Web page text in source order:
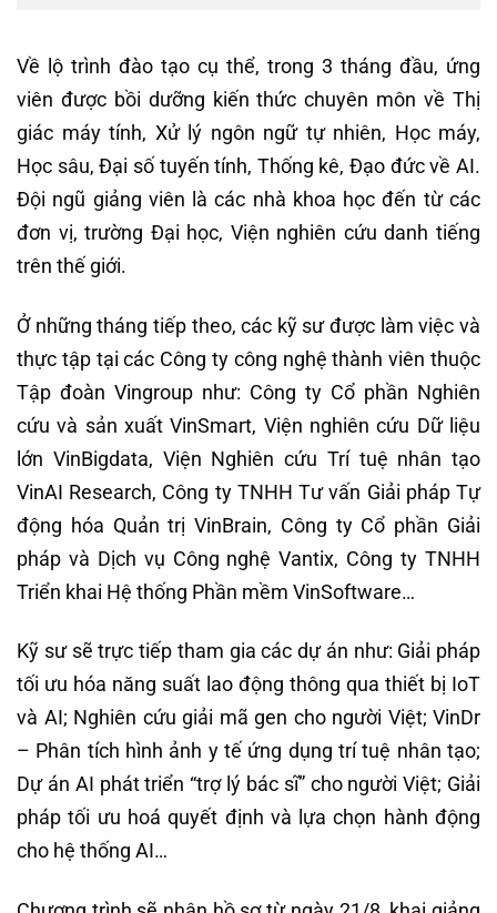
Về lộ trình đào tạo cụ thể, trong 3 tháng đầu, ứng
viên được bồi dưỡng kiến thức chuyên môn về Thị
giác máy tính, Xử lý ngôn ngữ tự nhiên, Học máy,
Học sâu, Đại số tuyến tính, Thống kê, Đạo đức về AI.
Đội ngũ giảng viên là các nhà khoa học đến từ các
đơn vị, trường Đại học, Viện nghiên cứu danh tiếng
trên thế giới.
Ở những tháng tiếp theo, các kỹ sư được làm việc và
thực tập tại các Công ty công nghệ thành viên thuộc
Tập đoàn Vingroup như: Công ty Cổ phần Nghiên
cứu và sản xuất VinSmart, Viện nghiên cứu Dữ liệu
lớn VinBigdata, Viện Nghiên cứu Trí tuệ nhân tạo
VinAI Research, Công ty TNHH Tư vấn Giải pháp Tự
động hóa Quản trị VinBrain, Công ty Cổ phần Giải
pháp và Dịch vụ Công nghệ Vantix, Công ty TNHH
Triển khai Hệ thống Phần mềm VinSoftware…
Kỹ sư sẽ trực tiếp tham gia các dự án như: Giải pháp
tối ưu hóa năng suất lao động thông qua thiết bị IoT
và AI; Nghiên cứu giải mã gen cho người Việt; VinDr
– Phân tích hình ảnh y tế ứng dụng trí tuệ nhân tạo;
Dự án AI phát triển “trợ lý bác sĩ” cho người Việt; Giải
pháp tối ưu hoá quyết định và lựa chọn hành động
cho hệ thống AI…